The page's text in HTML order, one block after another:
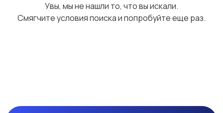
Увы, мы не нашли то, что вы искали.
Смягчите условия поиска и попробуйте еще раз.